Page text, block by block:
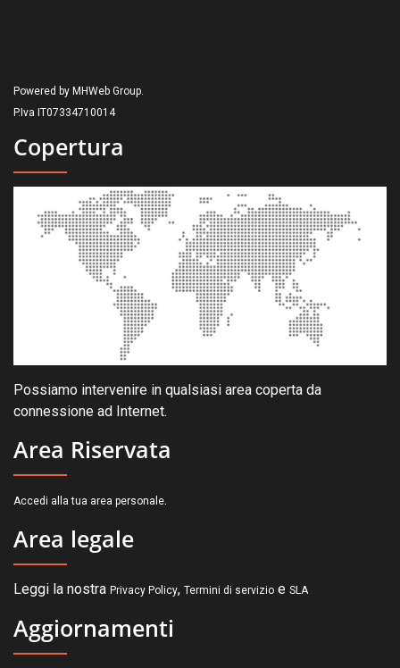
Powered by MHWeb Group.
P.Iva IT07334710014
Copertura
Possiamo intervenire in qualsiasi area coperta da
connessione ad Internet.
Area Riservata
Accedi alla tua area personale.
Area legale
Leggi la nostra Privacy Policy, Termini di servizio e SLA
Aggiornamenti